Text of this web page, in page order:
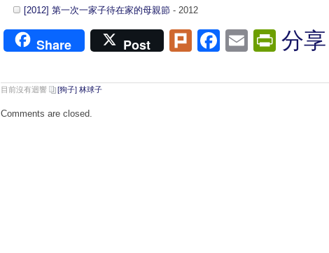
[2012] 第一次一家子待在家的母親節 - 2012
Share Post PlurkFacebook
Email分享
目前沒有迴響 [狗子] 林球子
Comments are closed.